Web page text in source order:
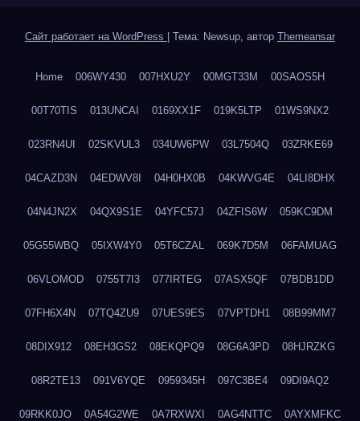
Сайт работает на WordPress Тема: Newsup, автор Themeansar
Home 006WY430 007HXU2Y 00MGT33M 00SAOS5H
00T70TIS 013UNCAI 0169XX1F 019K5LTP 01WS9NX2
023RN4UI 02SKVUL3 034UW6PW 03L7504Q 03ZRKE69
04CAZD3N 04EDWV8I 04H0HX0B 04KWVG4E 04LI8DHX
04N4JN2X 04QX9S1E 04YFC57J 04ZFIS6W 059KC9DM
05G55WBQ 05IXW4Y0 05T6CZAL 069K7D5M 06FAMUAG
06VLOMOD 0755T7I3 077IRTEG 07ASX5QF 07BDB1DD
07FH6X4N 07TQ4ZU9 07UES9ES 07VPTDH1 08B99MM7
08DIX912 08EH3GS2 08EKQPQ9 08G6A3PD 08HJRZKG
08R2TE13 091V6YQE 0959345H 097C3BE4 09DI9AQ2
09RKK0JO 0A54G2WE 0A7RXWXI 0AG4NTTC 0AYXMFKC